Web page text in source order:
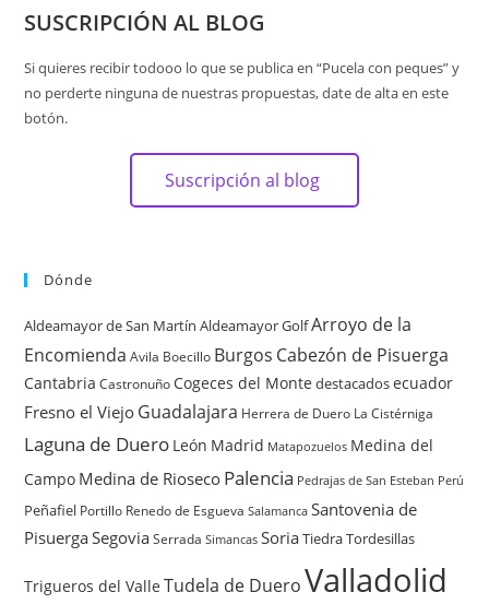
SUSCRIPCIÓN AL BLOG
Si quieres recibir todooo lo que se publica en “Pucela con peques” y
no perderte ninguna de nuestras propuestas, date de alta en este
botón.
Suscripción al blog
Dónde
Aldeamayor de San Martín Aldeamayor GolfArroyo de la
Encomienda Avila Boecillo Burgos Cabezón de Pisuerga
Cantabria Castronuño Cogeces del Monte destacadosecuador
Fresno el Viejo Guadalajara Herrera de Duero La Cistérniga
Laguna de Duero León Madrid Matapozuelos Medina del
Campo Medina de Rioseco Palencia Pedrajas de San Esteban Perú
Peñafiel Portillo Renedo de Esgueva Salamanca Santovenia de
PisuergaSegovia Serrada Simancas SoriaTiedraTordesillas
Trigueros del Valle Tudela de Duero Valladolid